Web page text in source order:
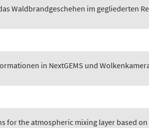
Waldbrandgeschehen im gegliederten
in NextGEMS und
the atmospheric mixing layer based